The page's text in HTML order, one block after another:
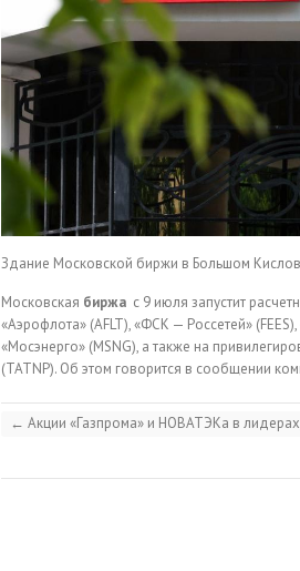
Здание Московской биржи в Большом
Московская биржа с 9 июля запустит
«Аэрофлота» (AFLT), «ФСК — Россетей»
«Мосэнерго» (MSNG), а также на
(TATNP). Об этом говорится в сообщении
← Акции «Газпрома» и НОВАТЭКа в